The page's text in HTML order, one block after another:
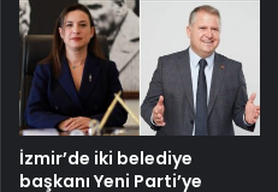
İzmir’de iki belediye
başkanı Yeni Parti’ye